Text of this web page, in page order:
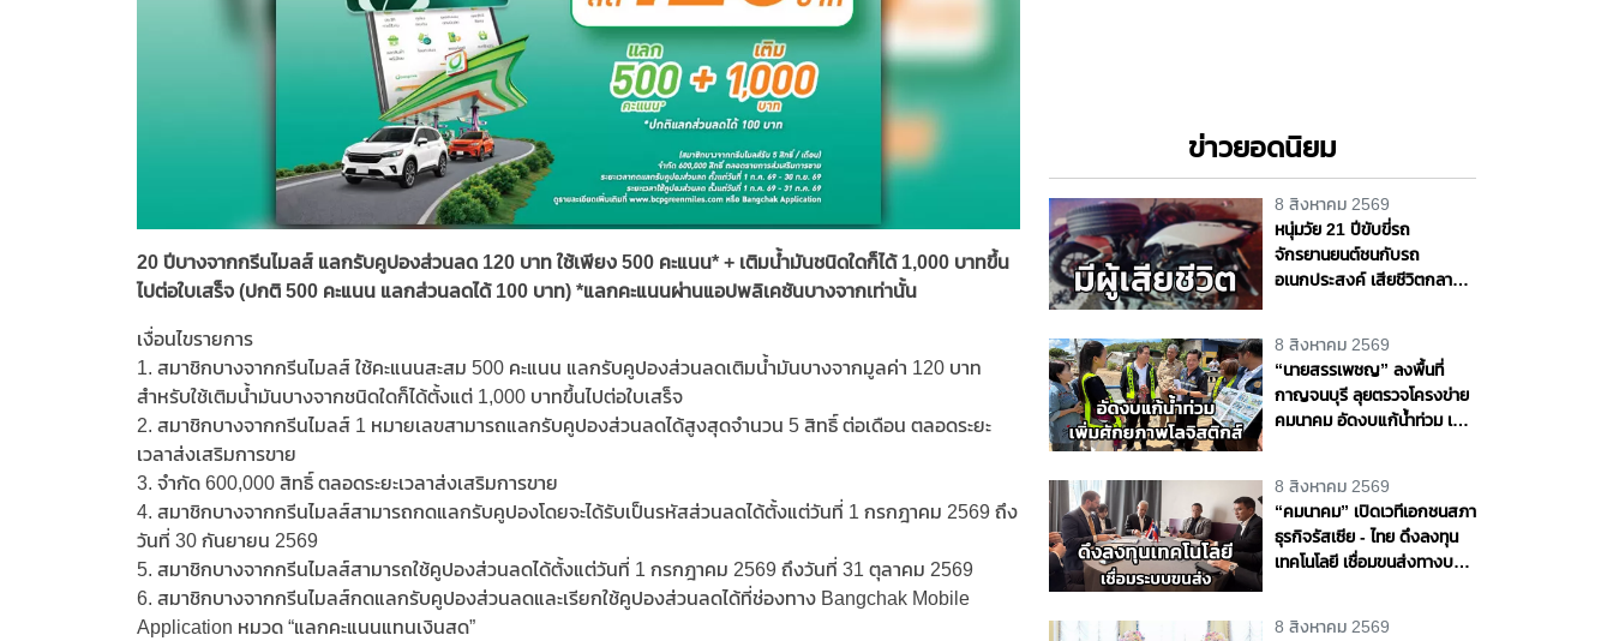
20 ปีบางจากกรีนไมลส์ แลกรับคูปองส่วนลด 120 บาท ใช้เพียง 500 คะแนน* + เติมน้ำมันชนิดใดก็ได้ 1,000 บาทขึ้น
ไปต่อใบเสร็จ (ปกติ 500 คะแนน แลกส่วนลดได้ 100 บาท) *แลกคะแนนผ่านแอปพลิเคชันบางจากเท่านั้น
เงื่อนไขรายการ
1. สมาชิกบางจากกรีนไมลส์ ใช้คะแนนสะสม 500 คะแนน แลกรับคูปองส่วนลดเติมน้ำมันบางจากมูลค่า 120 บาท
สำหรับใช้เติมน้ำมันบางจากชนิดใดก็ได้ตั้งแต่ 1,000 บาทขึ้นไปต่อใบเสร็จ
2. สมาชิกบางจากกรีนไมลส์ 1 หมายเลขสามารถแลกรับคูปองส่วนลดได้สูงสุดจำนวน 5 สิทธิ์ ต่อเดือน ตลอดระยะ
เวลาส่งเสริมการขาย
3. จำกัด 600,000 สิทธิ์ ตลอดระยะเวลาส่งเสริมการขาย
4. สมาชิกบางจากกรีนไมลส์สามารถกดแลกรับคูปองโดยจะได้รับเป็นรหัสส่วนลดได้ตั้งแต่วันที่ 1 กรกฎาคม 2569 ถึง
วันที่ 30 กันยายน 2569
5. สมาชิกบางจากกรีนไมลส์สามารถใช้คูปองส่วนลดได้ตั้งแต่วันที่ 1 กรกฎาคม 2569 ถึงวันที่ 31 ตุลาคม 2569
6. สมาชิกบางจากกรีนไมลส์กดแลกรับคูปองส่วนลดและเรียกใช้คูปองส่วนลดได้ที่ช่องทาง Bangchak Mobile
Application หมวด “แลกคะแนนแทนเงินสด”
ข่าวยอดนิยม
8 สิงหาคม 2569
หนุ่มวัย 21 ปีขับขี่รถ
จักรยานยนต์ชนกับรถ
อเนกประสงค์ เสียชีวิตกลาง
8 สิงหาคม 2569
“นายสรรเพชญ” ลงพื้นที่
กาญจนบุรี ลุยตรวจโครงข่าย
คมนาคม อัดงบแก้น้ำท่วม เพิ่ม
8 สิงหาคม 2569
“คมนาคม” เปิดเวทีเอกชนสภา
ธุรกิจรัสเซีย - ไทย ดึงลงทุน
เทคโนโลยี เชื่อมขนส่งทางบก -
8 สิงหาคม 2569